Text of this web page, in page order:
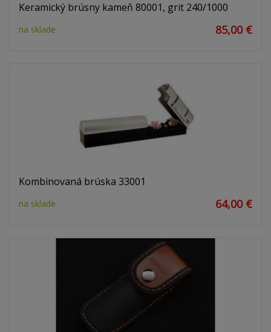
Keramický brúsny kameň 80001, grit 240/1000
na sklade 85,00 €
Kombinovaná brúska 33001
na sklade 64,00 €